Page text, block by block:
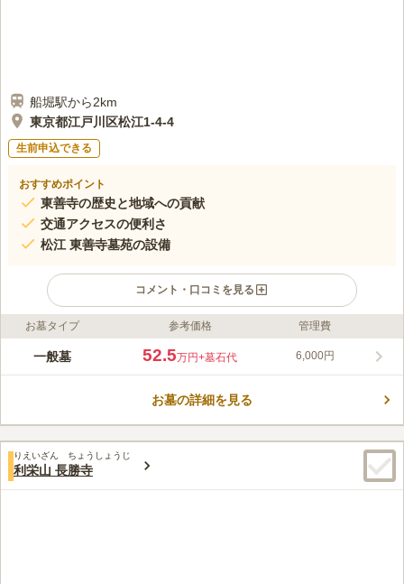
船堀駅から2km
東京都江戸川区松江1-4-4
生前申込できる
おすすめポイント
東善寺の歴史と地域への貢献
交通アクセスの便利さ
松江 東善寺墓苑の設備
コメント・口コミを見る
ライフドット編集部のコメント
東善寺は450年の歴史を持ち、地域社会に積極的に貢献する真言
好で、新小岩駅や船堀駅からのバス利用で最寄りバス停から徒歩
ー対応でどなたでも安心して利用できます。
口コミ評価
この霊園はまだ誰からも評価されていません。
お墓タイプ 参考価格 管理費
一般墓 52.5万円+墓石代 6,000円
お墓の詳細を見る
りえいざん ちょうしょうじ
利栄山 長勝寺